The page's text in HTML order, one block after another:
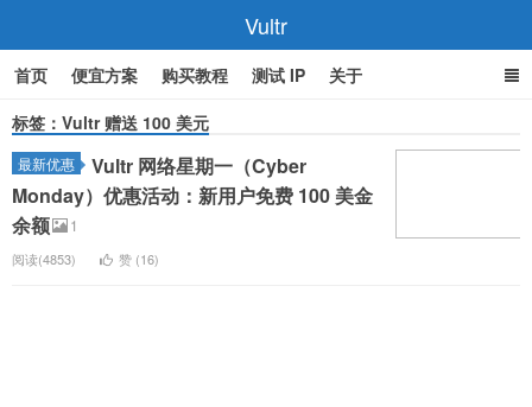
Vultr
首页 便宜方案 购买教程 测试 IP
关于
标签：Vultr 赠送 100 美元
最新优惠
Vultr 网络星期一（Cyber
Monday）优惠活动：新用户免费 100 美金
余额
1
阅读(4853) 赞 (16)